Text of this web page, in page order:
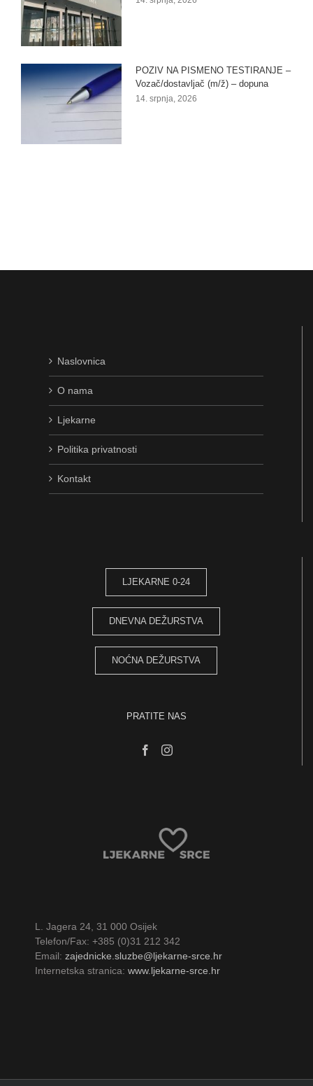
POZIV NA PISMENO TESTIRANJE –
Vozač/dostavljač (m/ž) – dopuna
14. srpnja, 2026
Naslovnica
O nama
Ljekarne
Politika privatnosti
Kontakt
LJEKARNE 0-24
DNEVNA DEŽURSTVA
NOĆNA DEŽURSTVA
PRATITE NAS
L. Jagera 24, 31 000 Osijek
Telefon/Fax: +385 (0)31 212 342
Email: zajednicke.sluzbe@ljekarne-srce.hr
Internetska stranica: www.ljekarne-srce.hr